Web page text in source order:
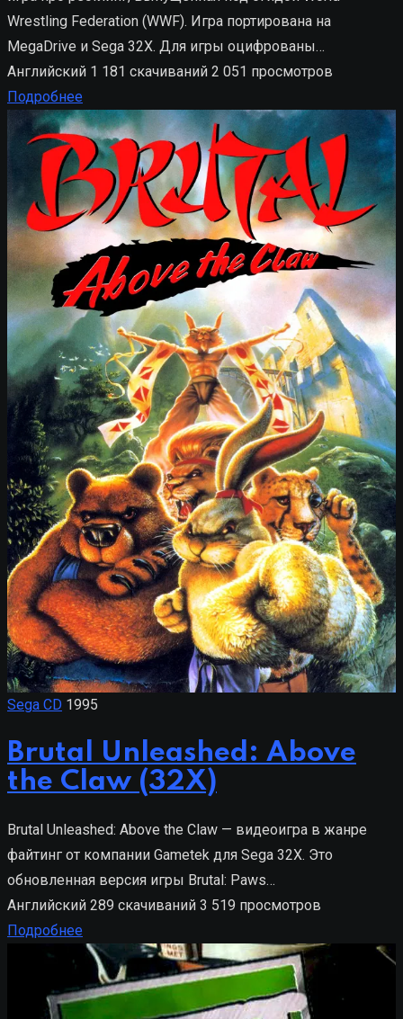
Wrestling Federation (WWF). Игра портирована на
MegaDrive и Sega 32X. Для игры оцифрованы…
Английский 1 181 скачиваний 2 051 просмотров
Подробнее
Sega CD 1995
Brutal Unleashed: Above
the Claw (32X)
Brutal Unleashed: Above the Claw — видеоигра в жанре
файтинг от компании Gametek для Sega 32X. Это
обновленная версия игры Brutal: Paws…
Английский 289 скачиваний 3 519 просмотров
Подробнее